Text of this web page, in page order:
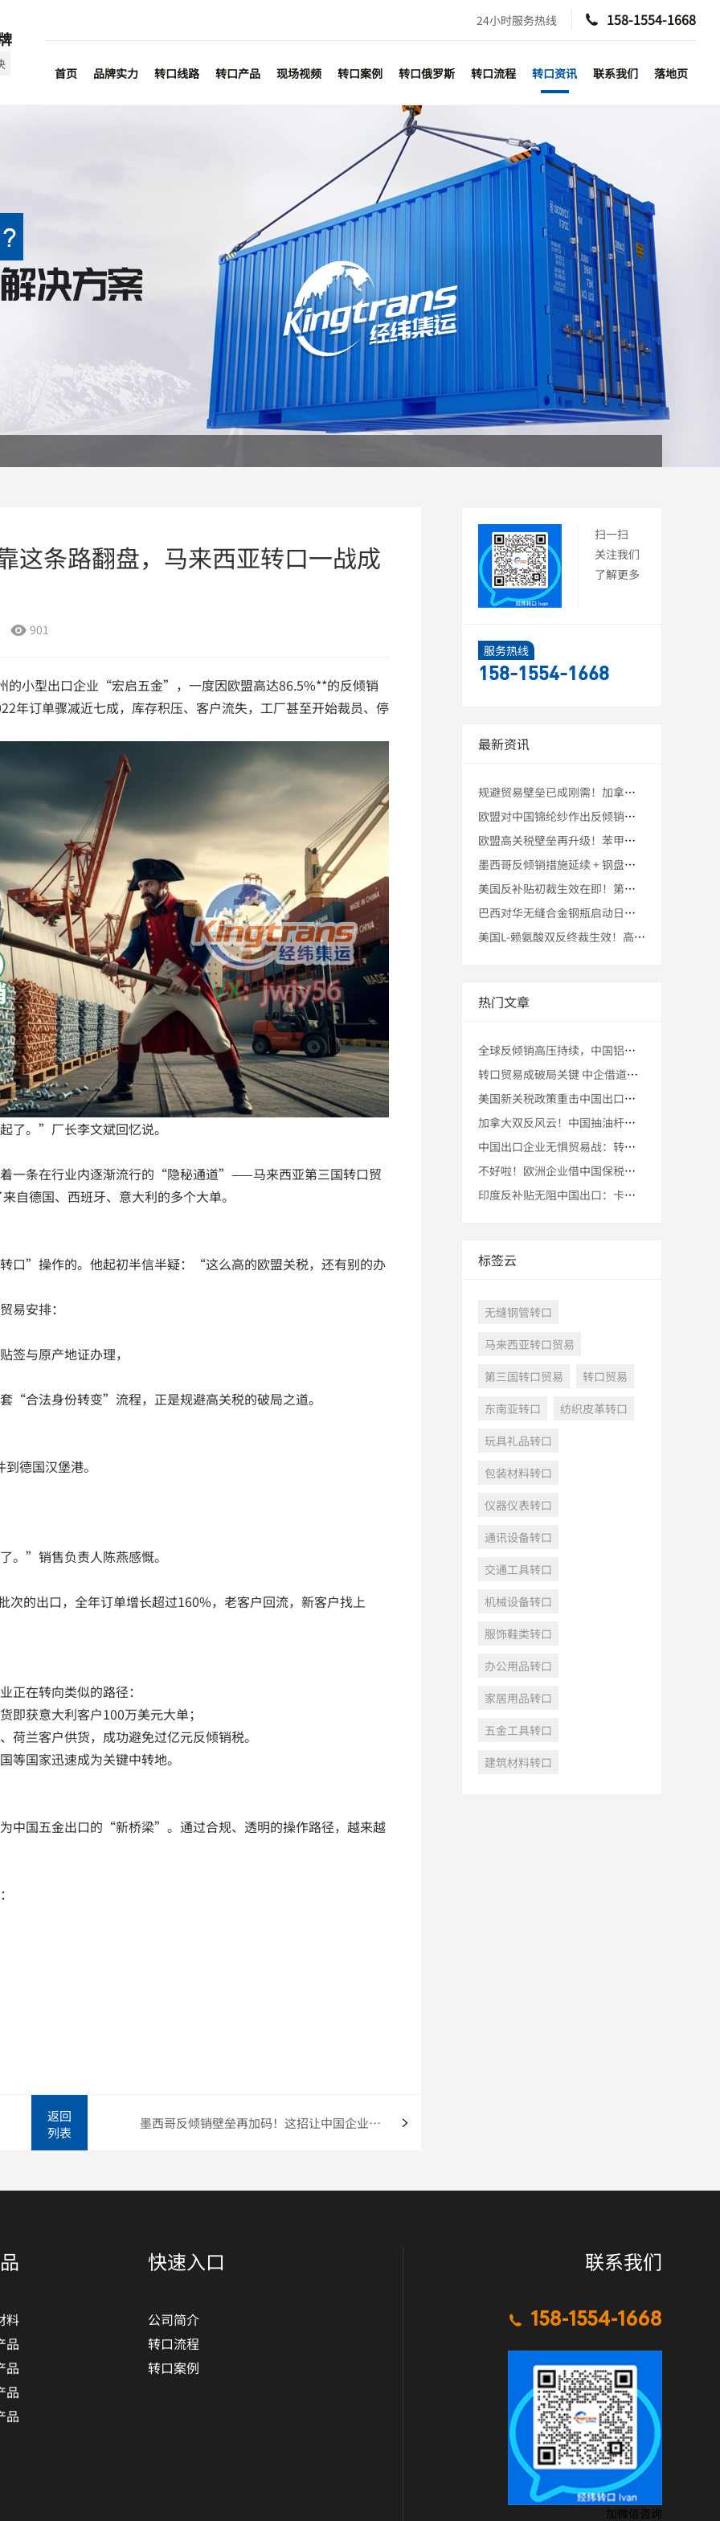
24小时服务热线  158-1554-1668
首页 品牌实力 转口线路 转口产品 现场视频 转口案例 转口俄罗斯 转口流程 转口资讯 联系我们 落地页
这条路翻盘，马来西亚转口一战成
 901
小型出口企业“宏启五金”，一度因欧盟高达86.5%**的反倾销
年订单骤减近七成，库存积压、客户流失，工厂甚至开始裁员、停
了。”厂长李文斌回忆说。
一条在行业内逐渐流行的“隐秘通道”——马来西亚第三国转口贸
自德国、西班牙、意大利的多个大单。
口”操作的。他起初半信半疑：“这么高的欧盟关税，还有别的办
易安排：
签与原产地证办理，
“合法身份转变”流程，正是规避高关税的破局之道。
德国汉堡港。
。”销售负责人陈燕感慨。
次的出口，全年订单增长超过160%，老客户回流，新客户找上
正在转向类似的路径：
即获意大利客户100万美元大单；
兰客户供货，成功避免过亿元反倾销税。
国家迅速成为关键中转地。
中国五金出口的“新桥梁”。通过合规、透明的操作路径，越来越
返回
列表
墨西哥反倾销壁垒再加码！这招让中国企业照样出货无阻！
扫一扫
关注我们
了解更多
服务热线
158-1554-1668
最新资讯
规避贸易壁垒已成刚需！加拿大无铠装建筑电缆最高225.9%双
欧盟对中国锦纶纱作出反倾销终裁！第三国转口贸易能否稳住市场份
欧盟高关税壁垒再升级！苯甲酸钠初裁57.6%–116.4%税
墨西哥反倾销措施延续 + 钢盘条高税壁垒长期存在 + 第三国
美国反补贴初裁生效在即！第三国转口贸易助力中国大直径石墨电极
巴西对华无缝合金钢瓶启动日落复审！企业提前准备马来西亚转口的
美国L-赖氨酸双反终裁生效！高税壁垒下，马来西亚转口能否稳住
热门文章
全球反倾销高压持续，中国铝材出口迎来“第三国转口”突破窗口
转口贸易成破局关键 中企借道第三国规避美对华145%关税壁垒
美国新关税政策重击中国出口，马来西亚转口贸易迎来新机遇
加拿大双反风云！中国抽油杆企业玩转转口策略勇闯贸易迷雾
中国出口企业无惧贸易战：转口贸易助您安全稳妥通向全球市场
不好啦！欧洲企业借中国保税区重新冲击俄罗斯市场
印度反补贴无阻中国出口：卡车轮胎转口贸易成成功关键
标签云
无缝钢管转口
马来西亚转口贸易
第三国转口贸易
转口贸易
东南亚转口
纺织皮革转口
玩具礼品转口
包装材料转口
仪器仪表转口
通讯设备转口
交通工具转口
机械设备转口
服饰鞋类转口
办公用品转口
家居用品转口
五金工具转口
建筑材料转口
料
品
品
品
品
快速入口
公司简介
转口流程
转口案例
联系我们
 158-1554-1668
加微信咨询